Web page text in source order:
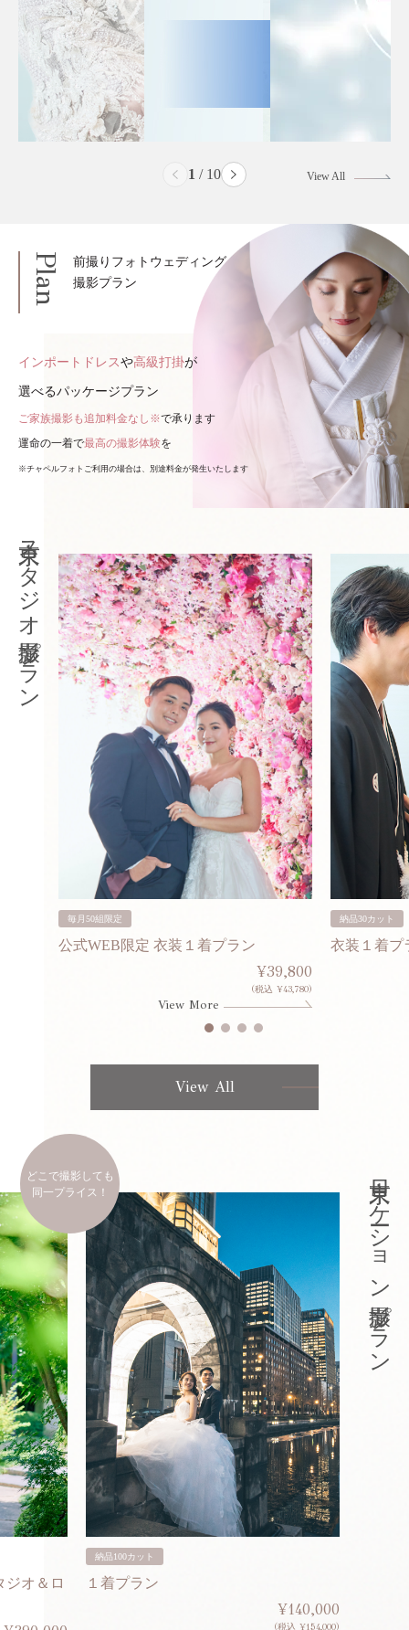
2 / 10 View All
Plan
前撮りフォトウェディング
撮影プラン
インポートドレスや高級打掛が
選べるパッケージプラン
ご家族撮影も追加料金なし※で承ります
運命の一着で最高の撮影体験を
※チャペルフォトご利用の場合は、別途料金が発生いたします
東京スタジオ撮影プラン
毎月50組限定
公式WEB限定 衣装１着プラン
¥39,800
(税込 ¥43,780)
View More
納品30カット
衣装１着プ
View All
どこで撮影しても
同一プライス！
ジオ＆ロ
納品100カット
１着プラン
¥140,000
(税込 ¥154,000)
東京ロケーション撮影プラン